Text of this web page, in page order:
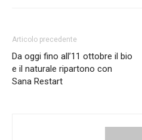
Articolo precedente
Da oggi fino all’11 ottobre il bio
e il naturale ripartono con
Sana Restart